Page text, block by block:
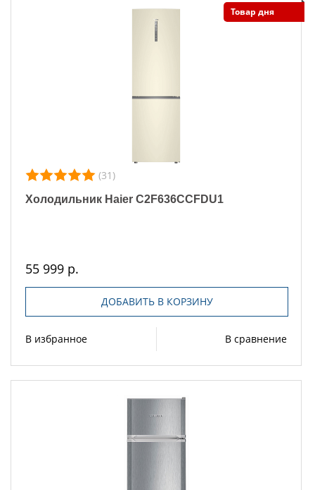
Товар дня
(31)
Холодильник Haier C2F636CCFDU1
55 999 р.
ДОБАВИТЬ В КОРЗИНУ
В избранное В сравнение